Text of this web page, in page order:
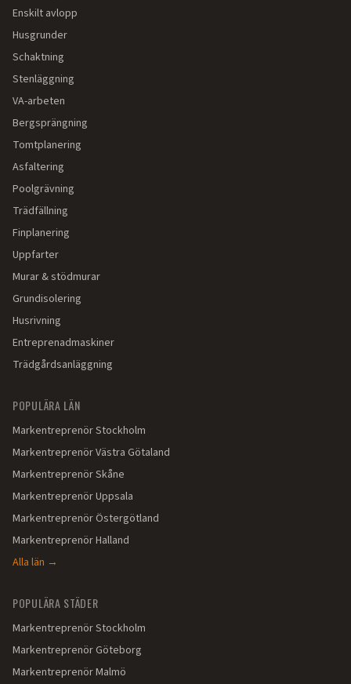
Enskilt avlopp
Husgrunder
Schaktning
Stenläggning
VA-arbeten
Bergsprängning
Tomtplanering
Asfaltering
Poolgrävning
Trädfällning
Finplanering
Uppfarter
Murar & stödmurar
Grundisolering
Husrivning
Entreprenadmaskiner
Trädgårdsanläggning
POPULÄRA LÄN
MarkentreprenörStockholm
MarkentreprenörVästra Götaland
MarkentreprenörSkåne
MarkentreprenörUppsala
MarkentreprenörÖstergötland
MarkentreprenörHalland
Alla län →
POPULÄRA STÄDER
MarkentreprenörStockholm
MarkentreprenörGöteborg
MarkentreprenörMalmö